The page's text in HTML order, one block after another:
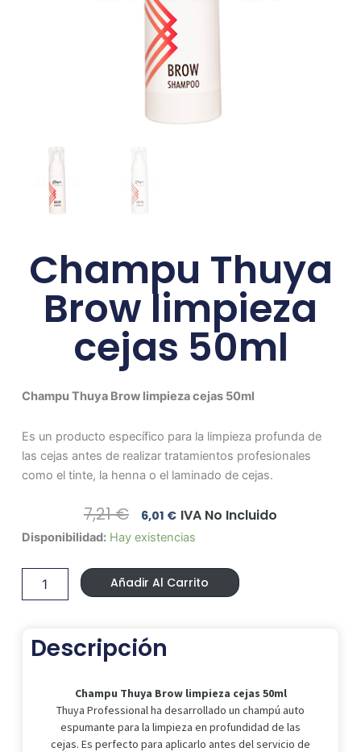
Champu Thuya
Brow limpieza
cejas 50ml
Champu Thuya Brow limpieza cejas 50ml
Es un producto específico para la limpieza profunda de
las cejas antes de realizar tratamientos profesionales
como el tinte, la henna o el laminado de cejas.
7,21€ El
Precio
Original
Era:
7,21 €.
6,01 €El
Precio
Actual
Es:
6,01 €.
IVA No Incluido
Disponibilidad: Hay existencias
Champu
Brow
limpieza
cejas
Añadir Al Carrito
Descripción
Champu Thuya Brow limpieza cejas 50ml
Thuya Professional ha desarrollado un champú auto
espumante para la limpieza en profundidad de las
cejas. Es perfecto para aplicarlo antes del servicio de